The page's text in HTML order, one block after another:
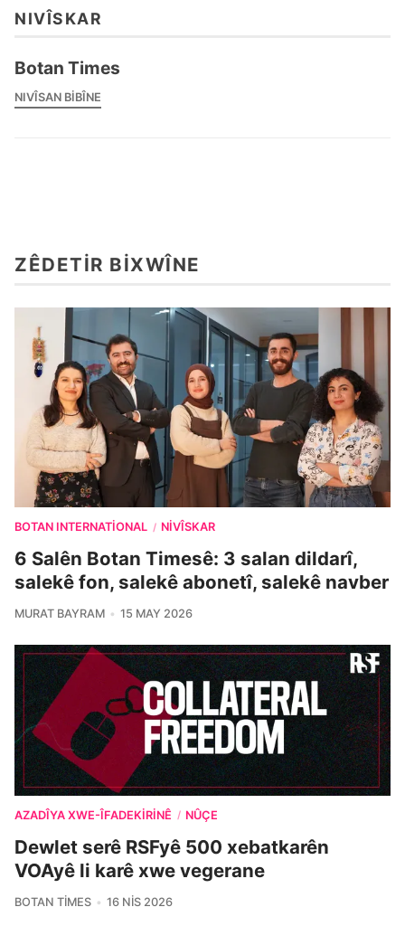
NIVÎSKAR
Botan Times
NIVÎSAN BIBÎNE
ZÊDETIR BIXWÎNE
BOTAN INTERNATIONAL / NIVÎSKAR
6 Salên Botan Timesê: 3 salan dildarî,
salekê fon, salekê abonetî, salekê navber
MURAT BAYRAM 15 MAY 2026
AZADÎYA XWE-ÎFADEKIRINÊ / NÛÇE
Dewlet serê RSFyê 500 xebatkarên
VOAyê li karê xwe vegerane
BOTAN TIMES 16 NIS 2026